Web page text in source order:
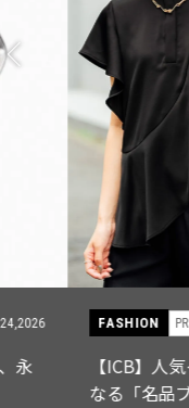
FASHION PR
【ICB】人気インフ
なる「名品ブラウス